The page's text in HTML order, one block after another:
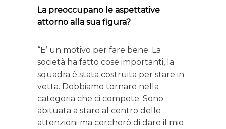
La preoccupano le aspettative
attorno alla sua figura?
“E’ un motivo per fare bene. La
società ha fatto cose importanti, la
squadra è stata costruita per stare in
vetta. Dobbiamo tornare nella
categoria che ci compete. Sono
abituata a stare al centro delle
attenzioni ma cercherò di dare il mio